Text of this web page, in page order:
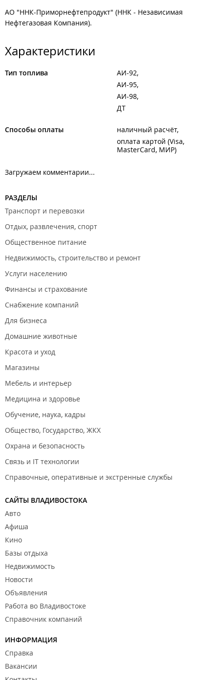
АО "ННК-Приморнефтепродукт" (ННК - Независимая
Нефтегазовая Компания).
Характеристики
Тип топлива
АИ-92
АИ-95
АИ-98
ДТ
Способы оплаты
наличный расчёт
оплата картой (Visa,
MasterCard, МИР)
Загружаем комментарии...
РАЗДЕЛЫ
Транспорт и перевозки
Отдых, развлечения, спорт
Общественное питание
Недвижимость, строительство и ремонт
Услуги населению
Финансы и страхование
Снабжение компаний
Для бизнеса
Домашние животные
Красота и уход
Магазины
Мебель и интерьер
Медицина и здоровье
Обучение, наука, кадры
Общество, Государство, ЖКХ
Охрана и безопасность
Связь и IT технологии
Справочные, оперативные и экстренные службы
САЙТЫ ВЛАДИВОСТОКА
Авто
Афиша
Кино
Базы отдыха
Недвижимость
Новости
Объявления
Работа во Владивостоке
Справочник компаний
ИНФОРМАЦИЯ
Справка
Вакансии